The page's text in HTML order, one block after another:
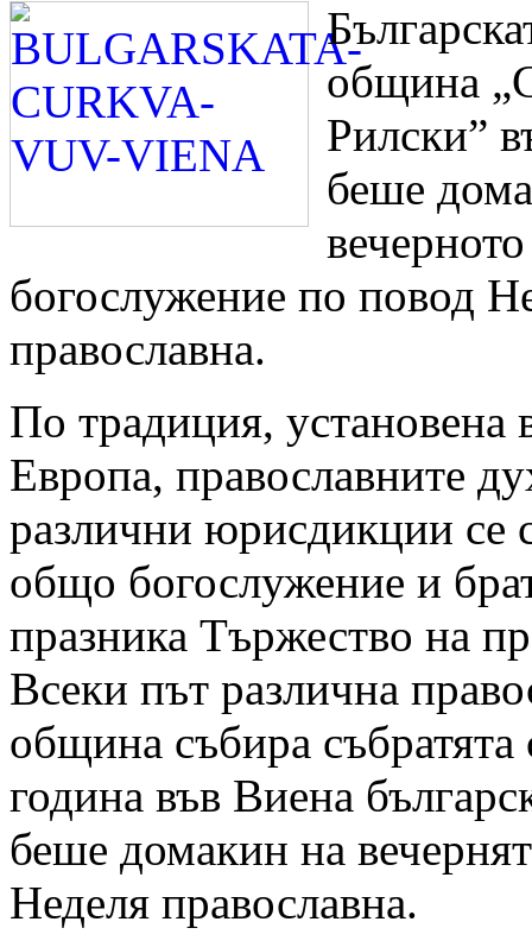
община
Рилски”
беше
вечерното
богослужение по повод
православна.
По традиция, установена
Европа, православните
различни юрисдикции се
общо богослужение и
празника Тържество на
Всеки път различна
община събира събратята
година във Виена
беше домакин на
Неделя православна.